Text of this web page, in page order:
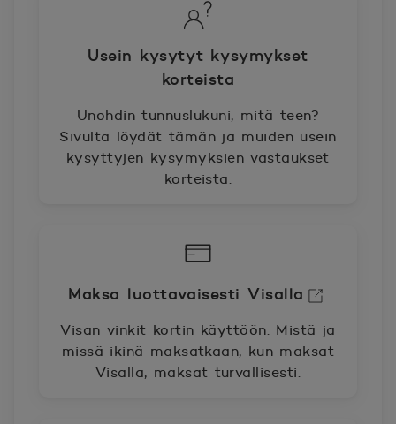
Usein kysytyt kysymykset
korteista
Unohdin tunnuslukuni, mitä teen?
Sivulta löydät tämän ja muiden usein
kysyttyjen kysymyksien vastaukset
korteista.
Maksa luottavaisesti Visalla
Visan vinkit kortin käyttöön. Mistä ja
missä ikinä maksatkaan, kun maksat
Visalla, maksat turvallisesti.